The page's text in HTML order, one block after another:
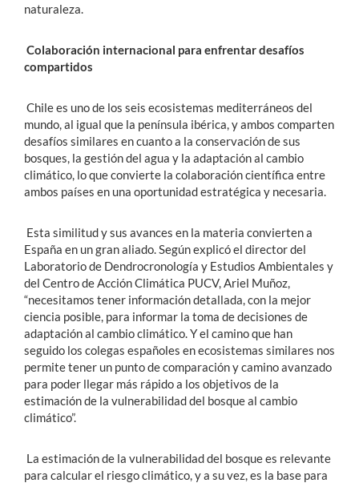
naturaleza.
Colaboración internacional para enfrentar desafíos
compartidos
Chile es uno de los seis ecosistemas mediterráneos del
mundo, al igual que la península ibérica, y ambos comparten
desafíos similares en cuanto a la conservación de sus
bosques, la gestión del agua y la adaptación al cambio
climático, lo que convierte la colaboración científica entre
ambos países en una oportunidad estratégica y necesaria.
Esta similitud y sus avances en la materia convierten a
España en un gran aliado. Según explicó el director del
Laboratorio de Dendrocronología y Estudios Ambientales y
del Centro de Acción Climática PUCV, Ariel Muñoz,
“necesitamos tener información detallada, con la mejor
ciencia posible, para informar la toma de decisiones de
adaptación al cambio climático. Y el camino que han
seguido los colegas españoles en ecosistemas similares nos
permite tener un punto de comparación y camino avanzado
para poder llegar más rápido a los objetivos de la
estimación de la vulnerabilidad del bosque al cambio
climático”.
La estimación de la vulnerabilidad del bosque es relevante
para calcular el riesgo climático, y a su vez, es la base para